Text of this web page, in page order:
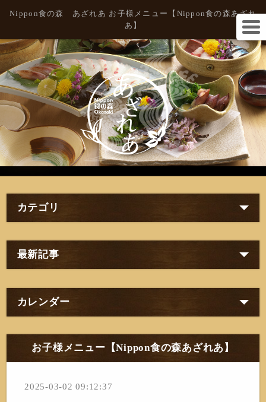
Nippon食の森 あざれあ お子様メニュー【Nippon食の森あざれ
あ】
カテゴリ
最新記事
カレンダー
お子様メニュー【Nippon食の森あざれあ】
2025-03-02 09:12:37